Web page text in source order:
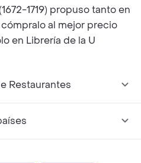
1719) propuso tanto en
al mejor precio
en Librería de la U
Restaurantes